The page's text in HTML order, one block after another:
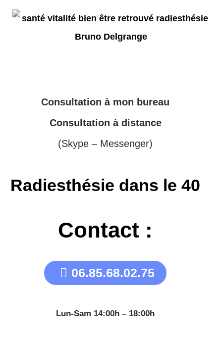
Consultation à mon bureau
Consultation à distance
(Skype – Messenger)
Radiesthésie dans le 40
Contact :
06.85.68.02.75
Lun-Sam 14:00h – 18:00h